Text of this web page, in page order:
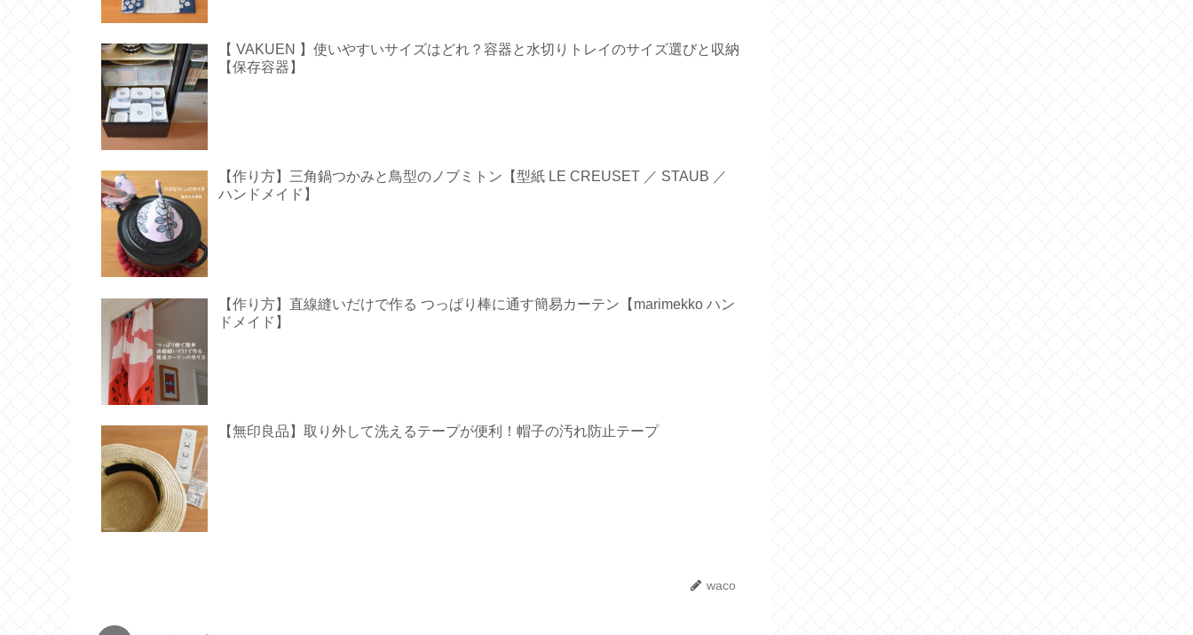
【 VAKUEN 】使いやすいサイズはどれ？容器と水切りトレイのサイズ選びと収納
【保存容器】
【作り方】三角鍋つかみと鳥型のノブミトン【型紙 LE CREUSET ／ STAUB ／
ハンドメイド】
【作り方】直線縫いだけで作る つっぱり棒に通す簡易カーテン【marimekko ハン
ドメイド】
【無印良品】取り外して洗えるテープが便利！帽子の汚れ防止テープ
waco